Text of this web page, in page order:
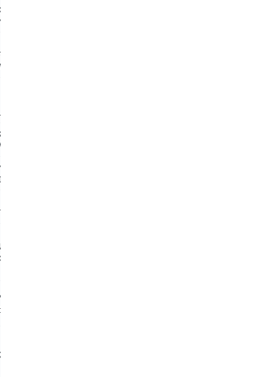
Talbot
Stolz
Jefri
Tse